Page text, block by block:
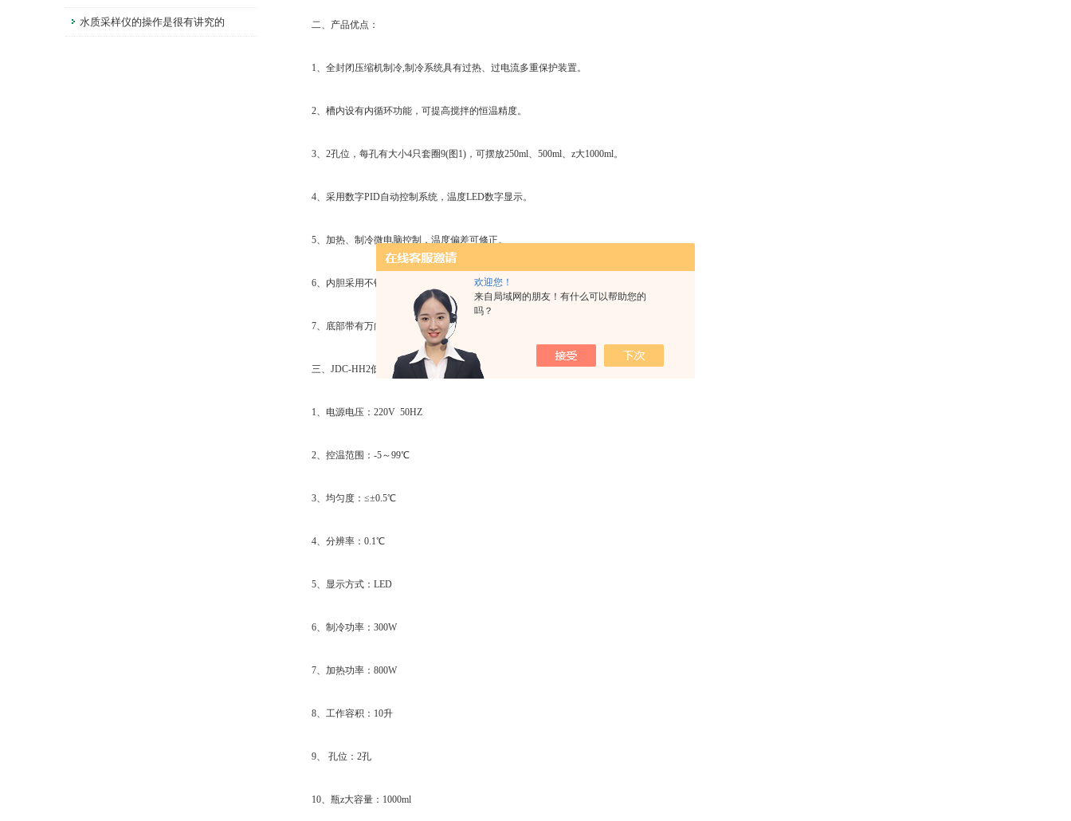
欢迎您！
来自局域网的朋友！有什么可以帮助您的
吗？
水质采样仪的操作是很有讲究的 二、产品优点：
1、全封闭压缩机制冷,制冷系统具有过热、过电流多重保护装置。
2、槽内设有内循环功能，可提高搅拌的恒温精度。
3、2孔位，每孔有大小4只套圈9(图1)，可摆放250ml、500ml、z大1000ml。
4、采用数字PID自动控制系统，温度LED数字显示。
5、加热、制冷微电脑控制，温度偏差可修正。
6、内胆采用不锈钢板制作，清洁卫生，美观耐腐蚀。
7、底部带有万向脚轮，方便随时移动。
三、JDC-HH2低温恒温水浴锅技术参数：
1、电源电压：220V 50HZ
2、控温范围：-5～99℃
3、均匀度：≤±0.5℃
4、分辨率：0.1℃
5、显示方式：LED
6、制冷功率：300W
7、加热功率：800W
8、工作容积：10升
9、 孔位：2孔
10、瓶z大容量：1000ml